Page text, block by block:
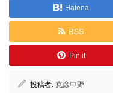
Hatena
RSS
Pin it
投稿者: 克彦中野